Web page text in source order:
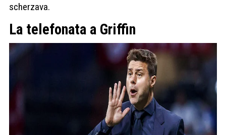
scherzava.
La telefonata a Griffin